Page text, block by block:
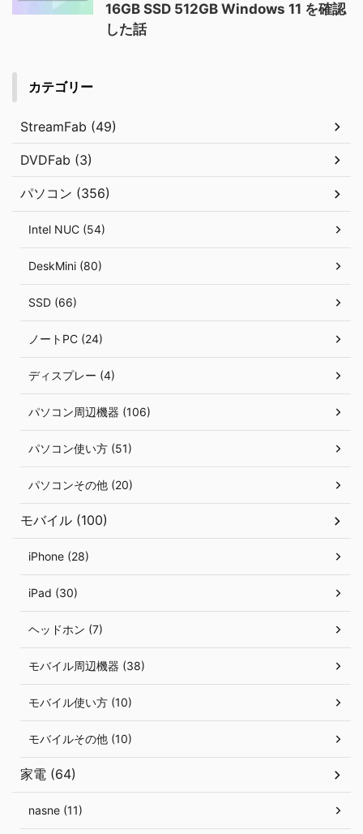
16GB SSD 512GB Windows 11 を確認
した話
カテゴリー
StreamFab (49)
DVDFab (3)
パソコン (356)
Intel NUC (54)
DeskMini (80)
SSD (66)
ノートPC (24)
ディスプレー (4)
パソコン周辺機器 (106)
パソコン使い方 (51)
パソコンその他 (20)
モバイル (100)
iPhone (28)
iPad (30)
ヘッドホン (7)
モバイル周辺機器 (38)
モバイル使い方 (10)
モバイルその他 (10)
家電 (64)
nasne (11)